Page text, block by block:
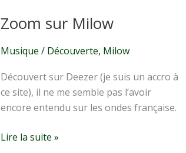
Zoom sur Milow
Musique / Découverte, Milow
Découvert sur Deezer (je suis un accro à
ce site), il ne me semble pas l’avoir
encore entendu sur les ondes française.
Zoom
Lire la suite »